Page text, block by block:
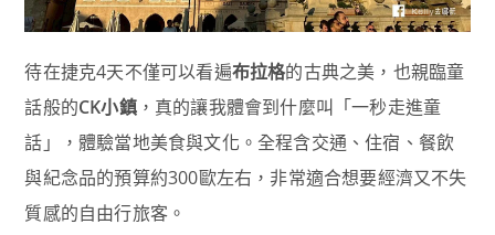
待在捷克4天不僅可以看遍布拉格的古典之美，也親臨童
話般的CK小鎮，真的讓我體會到什麼叫「一秒走進童
話」，體驗當地美食與文化。全程含交通、住宿、餐飲
與紀念品的預算約300歐左右，非常適合想要經濟又不失
質感的自由行旅客。